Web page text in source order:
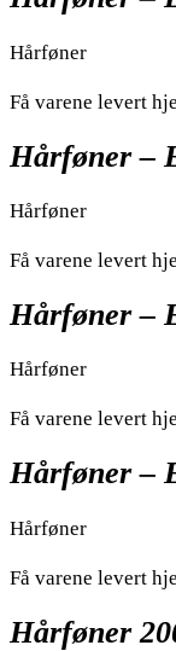
Hårføner
Få varene levert
Hårføner –
Hårføner
Få varene levert
Hårføner –
Hårføner
Få varene levert
Hårføner –
Hårføner
Få varene levert
Hårføner